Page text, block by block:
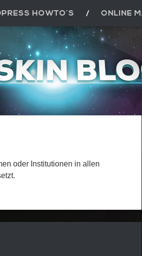
HOWTO´S ONLINE
oder Institutionen in allen